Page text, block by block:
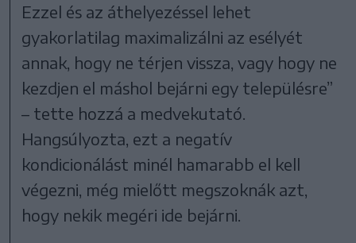
Ezzel és az áthelyezéssel lehet
gyakorlatilag maximalizálni az esélyét
annak, hogy ne térjen vissza, vagy hogy ne
kezdjen el máshol bejárni egy településre”
– tette hozzá a medvekutató.
Hangsúlyozta, ezt a negatív
kondicionálást minél hamarabb el kell
végezni, még mielőtt megszoknák azt,
hogy nekik megéri ide bejárni.